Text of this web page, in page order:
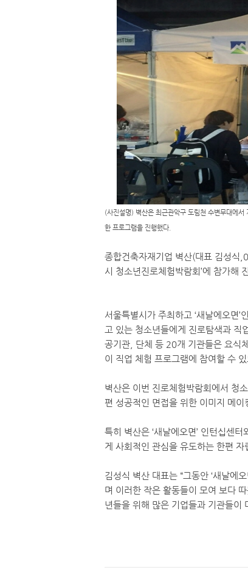
(사진설명) 벽산은 최근관악구 도림천 수변무대에
한 프로그램을 진행했다.
종합건축자재기업 벽산(대표 김성식
시 청소년진로체험박람회’에 참가해
서울특별시가 주최하고 ‘새날에오면
고 있는 청소년들에게 진로탐색과 직
공기관, 단체 등 20개 기관들은 요식
이 직업 체험 프로그램에 참여할 수
벽산은 이번 진로체험박람회에서 청
편 성공적인 면접을 위한 이미지 메
특히 벽산은 ‘새날에오면’ 인턴십센
게 사회적인 관심을 유도하는 한편
김성식 벽산 대표는 “그동안 ‘새날에
며 이러한 작은 활동들이 모여 보다
년들을 위해 많은 기업들과 기관들이